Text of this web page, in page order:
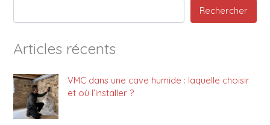
Rechercher
Articles récents
VMC dans une cave humide : laquelle choisir
et où l’installer ?